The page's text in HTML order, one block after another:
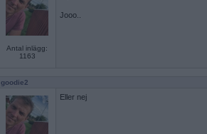
Antal inlägg:
1163
Jooo..
goodie2
Eller nej